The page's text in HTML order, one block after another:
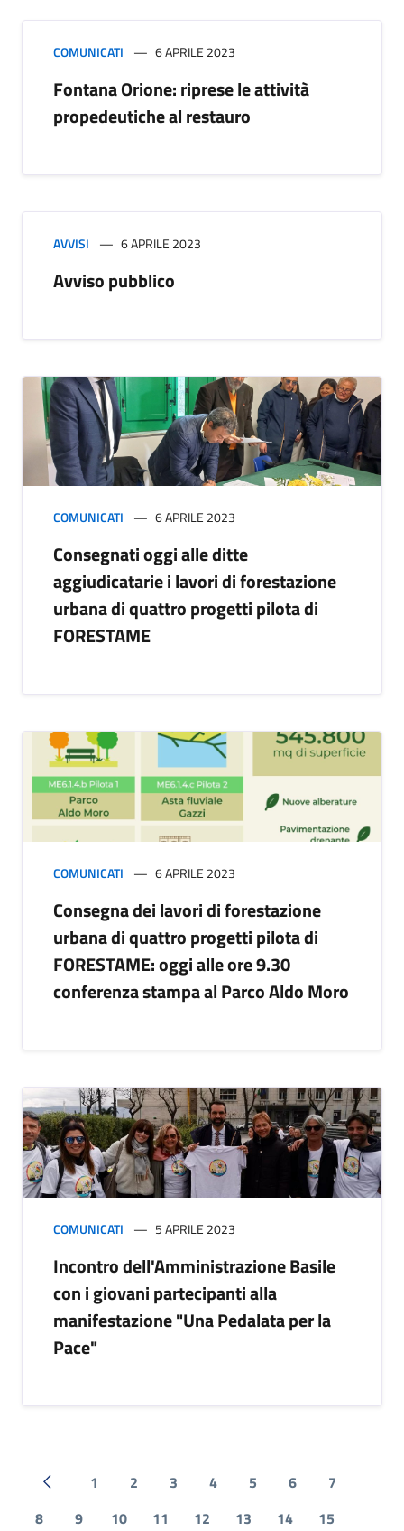
COMUNICATI 6 APRILE 2023
Fontana Orione: riprese le attività
propedeutiche al restauro
AVVISI 6 APRILE 2023
Avviso pubblico
COMUNICATI 6 APRILE 2023
Consegnati oggi alle ditte
aggiudicatarie i lavori di forestazione
urbana di quattro progetti pilota di
FORESTAME
COMUNICATI 6 APRILE 2023
Consegna dei lavori di forestazione
urbana di quattro progetti pilota di
FORESTAME: oggi alle ore 9.30
conferenza stampa al Parco Aldo Moro
COMUNICATI 5 APRILE 2023
Incontro dell'Amministrazione Basile
con i giovani partecipanti alla
manifestazione "Una Pedalata per la
Pace"
Pagina precedente
1 2 3 4 5 6
7
8
9 10 11 12 13 14
15